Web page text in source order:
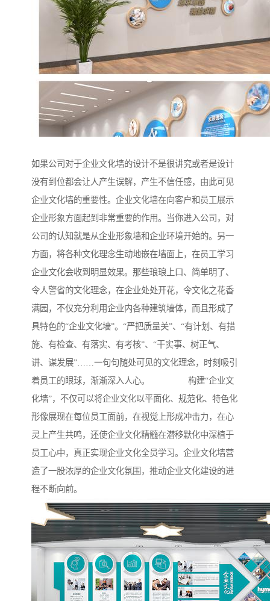
如果公司对于企业文化墙的设计不是很讲究或者是设计
没有到位都会让人产生误解，产生不信任感，由此可见
企业文化墙的重要性。企业文化墙在向客户和员工展示
企业形象方面起到非常重要的作用。当你进入公司，对
公司的认知就是从企业形象墙和企业环境开始的。另一
方面，将各种文化理念生动地嵌在墙面上，在员工学习
企业文化会收到明显效果。那些琅琅上口、简单明了、
令人警省的文化理念，在企业处处开花，令文化之花香
满园，不仅充分利用企业内各种建筑墙体，而且形成了
具特色的“企业文化墙”。“严把质量关”、“有计划、有措
施、有检查、有落实、有考核”、“干实事、树正气、
讲、谋发展”……一句句随处可见的文化理念，时刻吸引
着员工的眼球，渐渐深入人心。 构建“企业文
化墙”，不仅可以将企业文化以平面化、规范化、特色化
形像展现在每位员工面前，在视觉上形成冲击力，在心
灵上产生共鸣，还使企业文化精髓在潜移默化中深植于
员工心中，真正实现企业文化全员学习。企业文化墙营
造了一股浓厚的企业文化氛围，推动企业文化建设的进
程不断向前。